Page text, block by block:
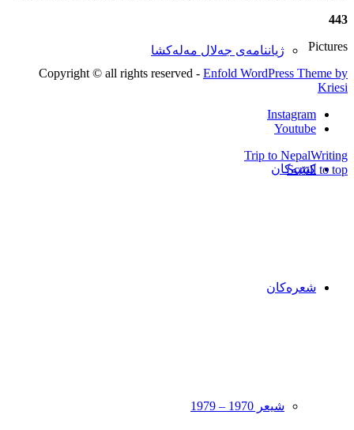
ژیاننامەی جەلال مەلەکشا
کتێبەکان
شعرەکان
شیعر 1970 – 1979
443
Pictures
Copyright © all rights reserved - Enfold WordPress Theme by
Kriesi
Instagram
Youtube
Trip to NepalWriting
Scroll to top